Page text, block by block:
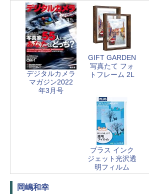
デジタルカメラ
マガジン2022
年3月号
GIFT GARDEN
写真たて フォ
トフレーム 2L
プラス インク
ジェット光沢透
明フィルム
岡嶋和幸